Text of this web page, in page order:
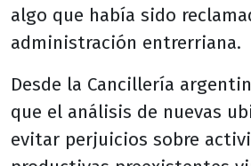
algo que había sido
administración entrerriana.
Desde la Cancillería
que el análisis de nuevas
evitar perjuicios sobre